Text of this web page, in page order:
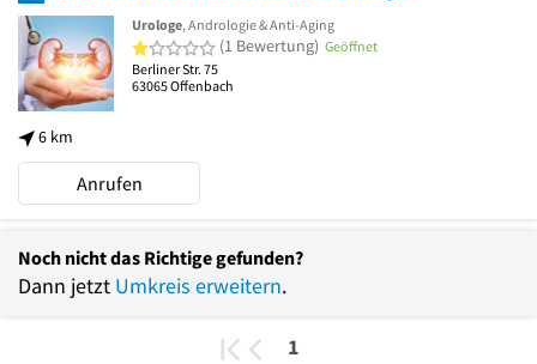
6 km
Urologe, Andrologie & Anti-Aging
1 von 5 Sternen
(1 Bewertung) Geöffnet
Berliner Str. 75
63065Offenbach
Anrufen
Noch nicht das Richtige gefunden?
Dann jetzt Umkreis erweitern.
1